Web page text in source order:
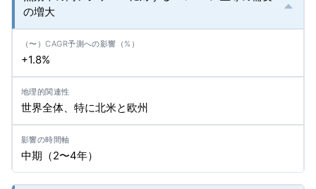
の増大
+1.8%
世界全体、特に北米と欧州
中期（2〜4年）